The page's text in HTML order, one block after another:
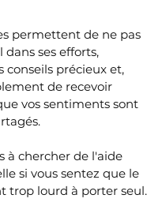
permettent de ne pas
dans ses efforts,
conseils précieux et,
de recevoir
vos sentiments sont
à chercher de l'aide
si vous sentez que le
trop lourd à porter seul.